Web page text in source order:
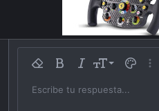
Remover formato
Bold ItálicaTamaño
9
10
Color
Familia Arial
Strike-through
SubrayarInline code
Inline
Insert horizontal line
SpoilerCódigo
Escribe tu respuesta...